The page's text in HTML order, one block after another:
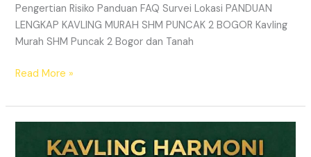
Pengertian Risiko Panduan FAQ Survei Lokasi PANDUAN
LENGKAP KAVLING MURAH SHM PUNCAK 2 BOGOR Kavling
Murah SHM Puncak 2 Bogor dan Tanah
Read More »
HARMONI